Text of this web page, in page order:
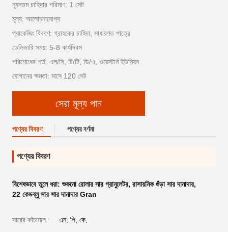
ন্যূনতম চাহিদার পরিমাণ: 1 সেট
মূল্য: আলোচনাযোগ্য
প্যাকেজিং বিবরণ: গ্রাহকের চাহিদা, সাধারণত পাত্রে
ডেলিভারি সময়: 5-8 কার্যদিবস
পরিশোধের শর্ত: এল/সি, টি/টি, ডি/এ, ওয়েস্টার্ন ইউনিয়ন
যোগানের ক্ষমতা: মাসে 120 সেট
সেরা মূল্য পান
পণ্যের বিবরণ পণ্যের বর্ণনা
পণ্যের বিবরণ
বিশেষভাবে তুলে ধরা:শুকনো রোলার সার গ্রানুলেটর, রাসায়নিক গুঁড়া সার দানাদার,
22 কেডব্লু সার সার দানাদার Gran
সারের কাঁচামাল: এন, পি, কে,